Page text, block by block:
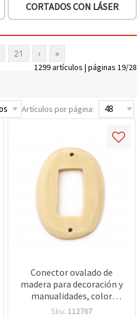
CORTADOS CON LÁSER
21 › »
1299 artículos | páginas 19/28
Artículos por página:
Conector ovalado de
madera para decoración y
manualidades, color
madera natural, 47x34x5
Sku: 112767